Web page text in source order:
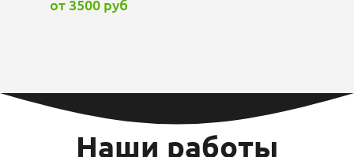
от 3500 руб
Наши работы